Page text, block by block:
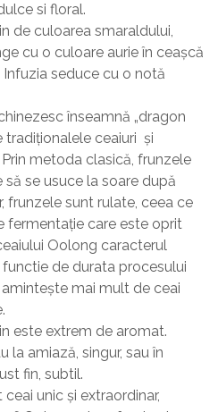
si floral.
de culoarea smaraldului,
cu o culoare aurie în ceașcă
seduce cu o notă
înseamnă „dragon
tradiționalele ceaiuri și
metoda clasică, frunzele
se usuce la soare după
frunzele sunt rulate, ceea ce
fermentație care este oprit
Oolong caracterul
de durata procesului
mai mult de ceai
este extrem de aromat.
la amiază, singur, sau în
fin, subtil.
unic și extraordinar,